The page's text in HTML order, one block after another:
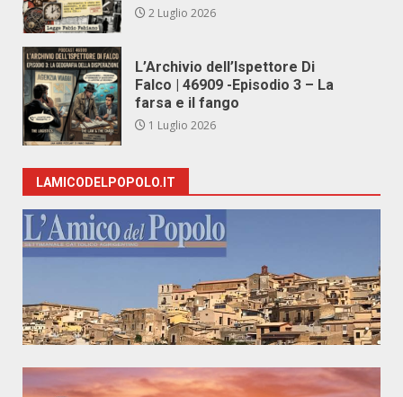
2 Luglio 2026
L’Archivio dell’Ispettore Di
Falco | 46909 -Episodio 3 – La
farsa e il fango
1 Luglio 2026
LAMICODELPOPOLO.IT